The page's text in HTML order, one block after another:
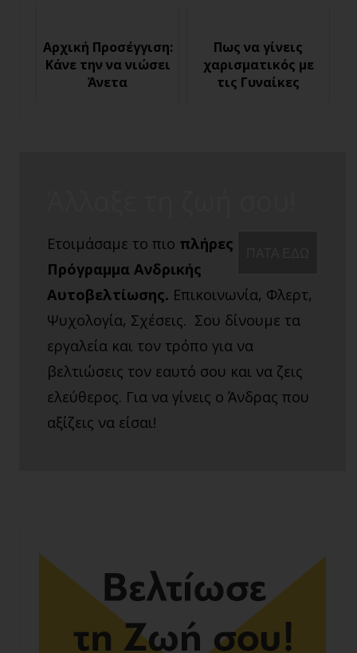
Αρχική Προσέγγιση:
Κάνε την να νιώσει
Άνετα
Πως να γίνεις
χαρισματικός με
τις Γυναίκες
Ετοιμάσαμε το πιο πλήρες
Πρόγραμμα Ανδρικής
Αυτοβελτίωσης. Επικοινωνία, Φλερτ,
Ψυχολογία, Σχέσεις. Σου δίνουμε τα
εργαλεία και τον τρόπο για να
βελτιώσεις τον εαυτό σου και να ζεις
ελεύθερος. Για να γίνεις ο Άνδρας που
αξίζεις να είσαι!